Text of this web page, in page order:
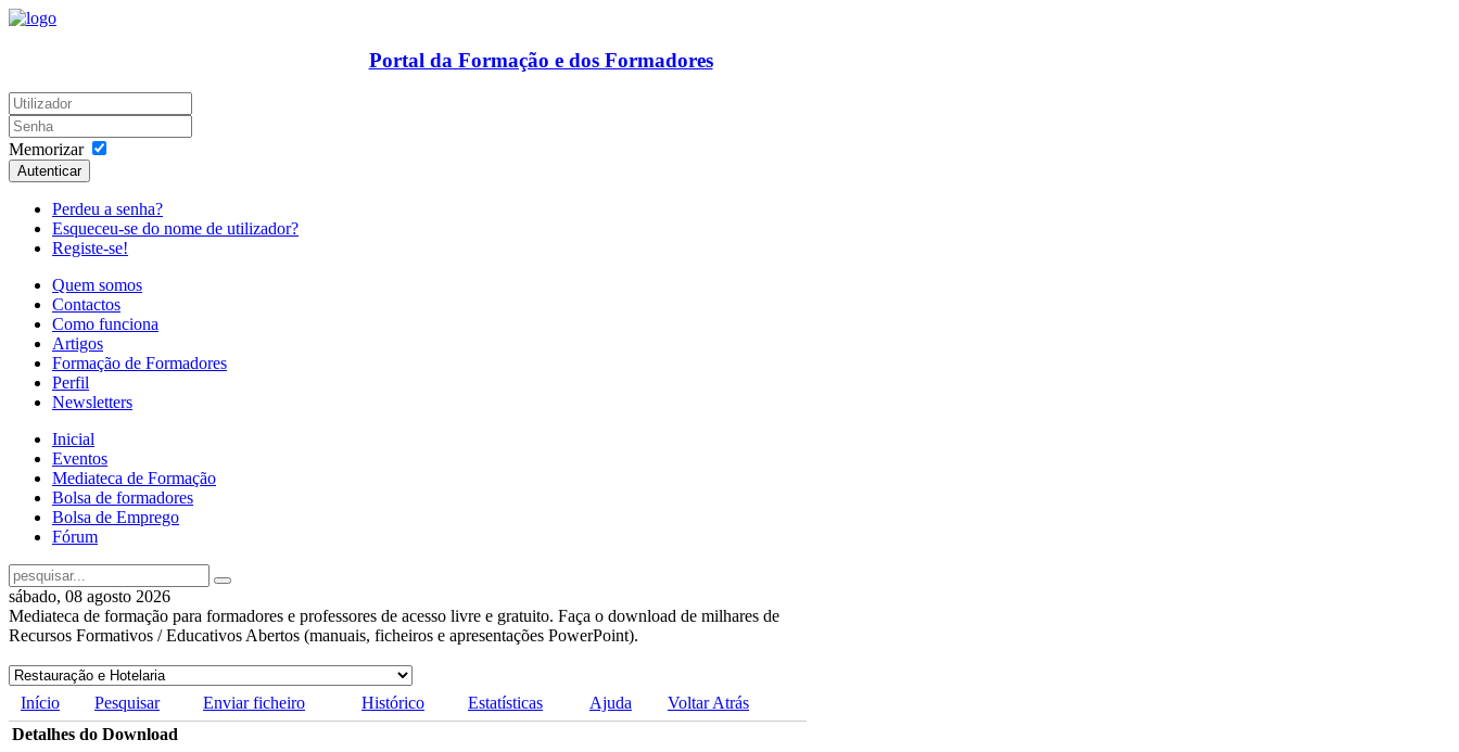
Portal da Formação e dos Formadores
Memorizar
Autenticar
Perdeu a senha?
Esqueceu-se do nome de utilizador?
Registe-se!
Quem somos
Contactos
Como funciona
Artigos
Formação de Formadores
Perfil
Newsletters
Inicial
Eventos
Mediateca de Formação
Bolsa de formadores
Bolsa de Emprego
Fórum
sábado, 08 agosto 2026
Mediateca de formação para formadores e professores de acesso livre e gratuito. Faça o download de milhares de
Recursos Formativos / Educativos Abertos (manuais, ficheiros e apresentações PowerPoint).
Início Pesquisar Enviar ficheiro Histórico Estatísticas Ajuda
Voltar Atrás
Detalhes do Download